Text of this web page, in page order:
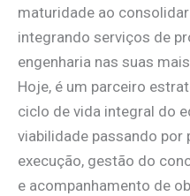
maturidade ao
integrando serviços de
engenharia nas suas
Hoje, é um parceiro
ciclo de vida integral do
viabilidade passando
execução, gestão do
e acompanhamento de